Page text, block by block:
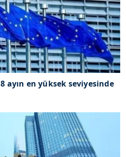
ayın en yüksek seviyesinde